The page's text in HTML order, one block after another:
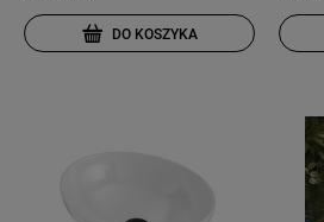
DO KOSZYKA